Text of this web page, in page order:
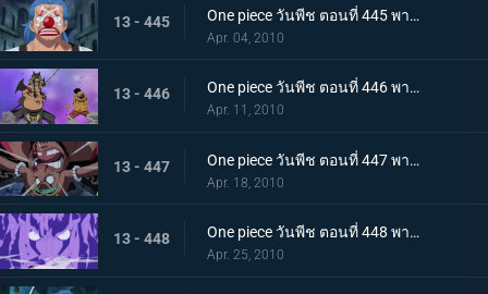
13 - 445 One piece วันพีช ตอนที่ 445 พากย์ไทย การเผชิญหน้าสุดอันตราย! หนวดดำและชิริวแห่งสายฝน!
Apr. 04, 2010
13 - 446 One piece วันพีช ตอนที่ 446 พากย์ไทย ยังไงก็จะไม่ยอมแพ้! ฮันนิบาลเอาจริงแล้ว
Apr. 11, 2010
13 - 447 One piece วันพีช ตอนที่ 447 พากย์ไทย หมัดปืนเจ็ตแห่งความโกรธ! ลูฟี่ ปะทะ หนวดดำ!
Apr. 18, 2010
13 - 448 One piece วันพีช ตอนที่ 448 พากย์ไทย หยุดมาเจลแลนไว้! คุณอีวาเผยไม้ตายก้นหีบ!
Apr. 25, 2010